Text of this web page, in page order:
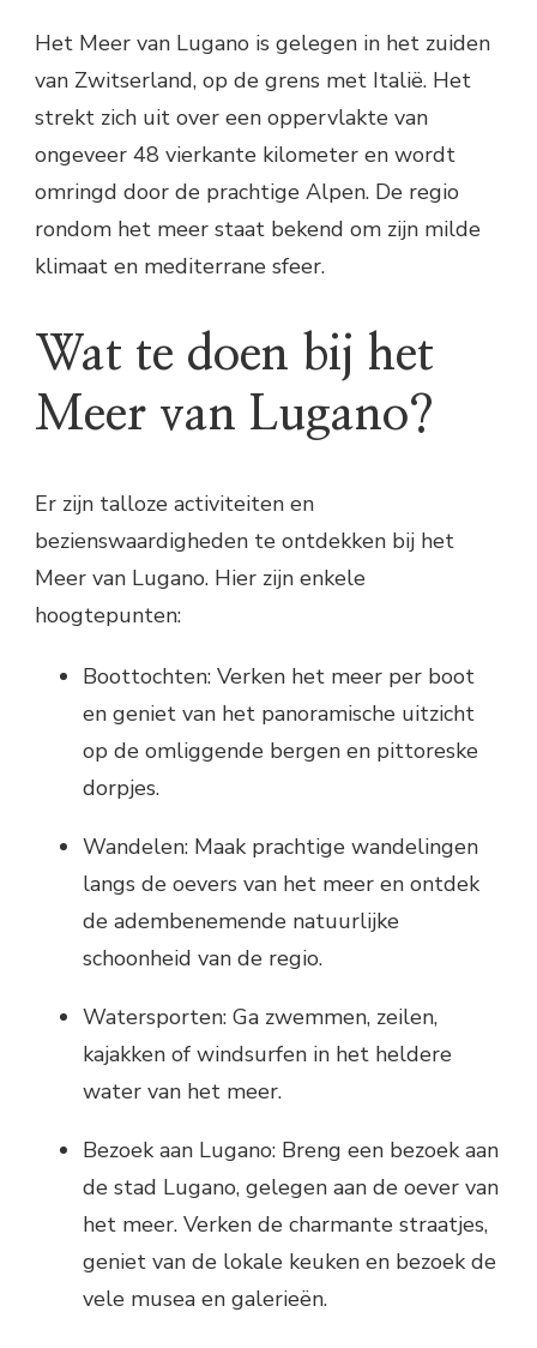
Het Meer van Lugano is gelegen in het zuiden
van Zwitserland, op de grens met Italië. Het
strekt zich uit over een oppervlakte van
ongeveer 48 vierkante kilometer en wordt
omringd door de prachtige Alpen. De regio
rondom het meer staat bekend om zijn milde
klimaat en mediterrane sfeer.
Wat te doen bij het
Meer van Lugano?
Er zijn talloze activiteiten en
bezienswaardigheden te ontdekken bij het
Meer van Lugano. Hier zijn enkele
hoogtepunten:
Boottochten: Verken het meer per boot
en geniet van het panoramische uitzicht
op de omliggende bergen en pittoreske
dorpjes.
Wandelen: Maak prachtige wandelingen
langs de oevers van het meer en ontdek
de adembenemende natuurlijke
schoonheid van de regio.
Watersporten: Ga zwemmen, zeilen,
kajakken of windsurfen in het heldere
water van het meer.
Bezoek aan Lugano: Breng een bezoek aan
de stad Lugano, gelegen aan de oever van
het meer. Verken de charmante straatjes,
geniet van de lokale keuken en bezoek de
vele musea en galerieën.